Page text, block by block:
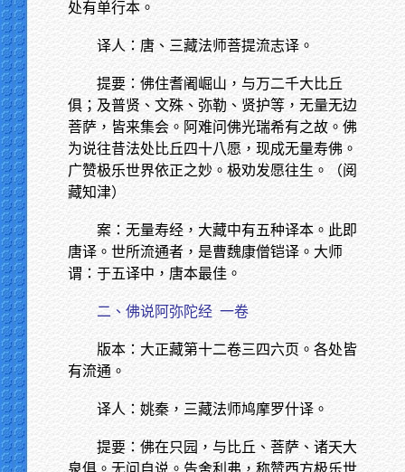
处有单行本。
译人：唐、三藏法师菩提流志译。
提要：佛住耆阇崛山，与万二千大比丘
俱；及普贤、文殊、弥勒、贤护等，无量无边
菩萨，皆来集会。阿难问佛光瑞希有之故。佛
为说往昔法处比丘四十八愿，现成无量寿佛。
广赞极乐世界依正之妙。极劝发愿往生。（阅
藏知津）
案：无量寿经，大藏中有五种译本。此即
唐译。世所流通者，是曹魏康僧铠译。大师
谓：于五译中，唐本最佳。
二、佛说阿弥陀经 一卷
版本：大正藏第十二卷三四六页。各处皆
有流通。
译人：姚秦，三藏法师鸠摩罗什译。
提要：佛在只园，与比丘、菩萨、诸天大
泉俱。无问自说。告舍利弗，称赞西方极乐世